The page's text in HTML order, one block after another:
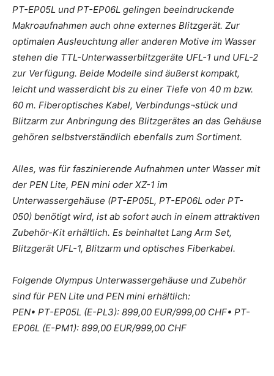
PT-EP05L und PT-EP06L gelingen beeindruckende
Makroaufnahmen auch ohne externes Blitzgerät. Zur
optimalen Ausleuchtung aller anderen Motive im Wasser
stehen die TTL-Unterwasserblitzgeräte UFL-1 und UFL-2
zur Verfügung. Beide Modelle sind äußerst kompakt,
leicht und wasserdicht bis zu einer Tiefe von 40 m bzw.
60 m. Fiberoptisches Kabel, Verbindungs¬stück und
Blitzarm zur Anbringung des Blitzgerätes an das Gehäuse
gehören selbstverständlich ebenfalls zum Sortiment.
Alles, was für faszinierende Aufnahmen unter Wasser mit
der PEN Lite, PEN mini oder XZ-1 im
Unterwassergehäuse (PT-EP05L, PT-EP06L oder PT-
050) benötigt wird, ist ab sofort auch in einem attraktiven
Zubehör-Kit erhältlich. Es beinhaltet Lang Arm Set,
Blitzgerät UFL-1, Blitzarm und optisches Fiberkabel.
Folgende Olympus Unterwassergehäuse und Zubehör
sind für PEN Lite und PEN mini erhältlich:
PEN• PT-EP05L (E-PL3): 899,00 EUR/999,00 CHF• PT-
EP06L (E-PM1): 899,00 EUR/999,00 CHF